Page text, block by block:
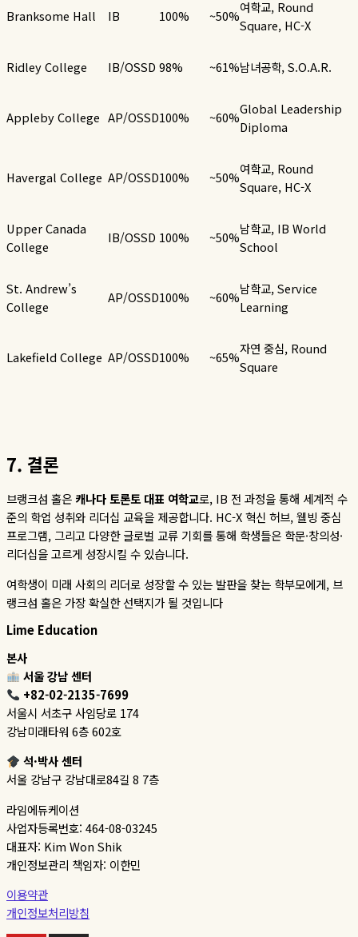
Branksome Hall IB 100% ~50%
여학교, Round
Square, HC-X
Ridley College IB/OSSD 98% ~61%남녀공학, S.O.A.R.
Appleby College AP/OSSD100% ~60%
Global Leadership
Diploma
Havergal College AP/OSSD100% ~50%
여학교, Round
Square, HC-X
Upper Canada
College
IB/OSSD 100% ~50%
남학교, IB World
School
St. Andrew’s
College
AP/OSSD100% ~60%
남학교, Service
Learning
Lakefield College AP/OSSD100% ~65%
자연 중심, Round
Square
7. 결론
브랭크섬 홀은 캐나다토론토 대표 여학교로, IB 전 과정을 통해 세계적 수
준의 학업 성취와 리더십 교육을 제공합니다. HC-X혁신 허브, 웰빙 중심
프로그램, 그리고 다양한 글로벌 교류 기회를 통해 학생들은 학문·창의성·
리더십을 고르게 성장시킬 수 있습니다.
여학생이 미래 사회의 리더로 성장할 수 있는 발판을 찾는 학부모에게, 브
랭크섬 홀은 가장 확실한 선택지가 될 것입니다
Lime Education
본사
서울 강남 센터
+82-02-2135-7699
서울시 서초구 사임당로 174
강남미래타워 6층 602호
석·박사 센터
서울 강남구 강남대로84길 8 7층
라임에듀케이션
사업자등록번호: 464-08-03245
대표자: Kim Won Shik
개인정보관리 책임자: 이한민
이용약관
개인정보처리방침